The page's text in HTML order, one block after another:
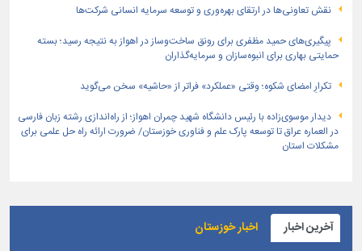
نقش تعاونی‌ها در ارتقای بهره‌وری و توسعه سرمایه انسانی شرکت‌ها
پیگیری‌های حمید مظفری برای رونق ساخت‌وساز در اهواز به نتیجه رسید؛ بسته
حمایتی بهاری برای انبوه‌سازان و سرمایه‌گذاران
تکرارِ امضای شکوه؛ وقتی «عملکرد» فراتر از «حاشیه» سخن می‌گوید
دیدار موسوی‌زاده با رئیس دانشگاه شهید چمران اهواز؛ از راه‌اندازی رشته زبان فارسی
در العماره عراق تا توسعه پارک علم و فناوری خوزستان/ ضرورت ارائه راه حل علمی برای
مشکلات استان
آخرین اخبار اخبار خوزستان